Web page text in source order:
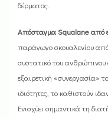
δέρματος.
Απόσταγμα Squalane από
παράγωγο σκουαλενίου
συστατικό του
εξαιρετική «συνεργασία»
ιδιότητες, το καθιστούν
Ενισχύει σημαντικά τη